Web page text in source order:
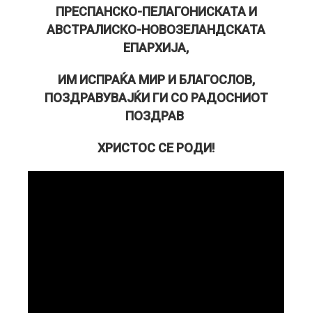
ПРЕСПАНСКО-ПЕЛАГОНИСКАТА И
АВСТРАЛИСКО-НОВОЗЕЛАНДСКАТА
ЕПАРХИЈА,
ИМ ИСПРАЌА МИР И БЛАГОСЛОВ,
ПОЗДРАВУВАЈЌИ ГИ СО РАДОСНИОТ
ПОЗДРАВ
ХРИСТОС СЕ РОДИ!